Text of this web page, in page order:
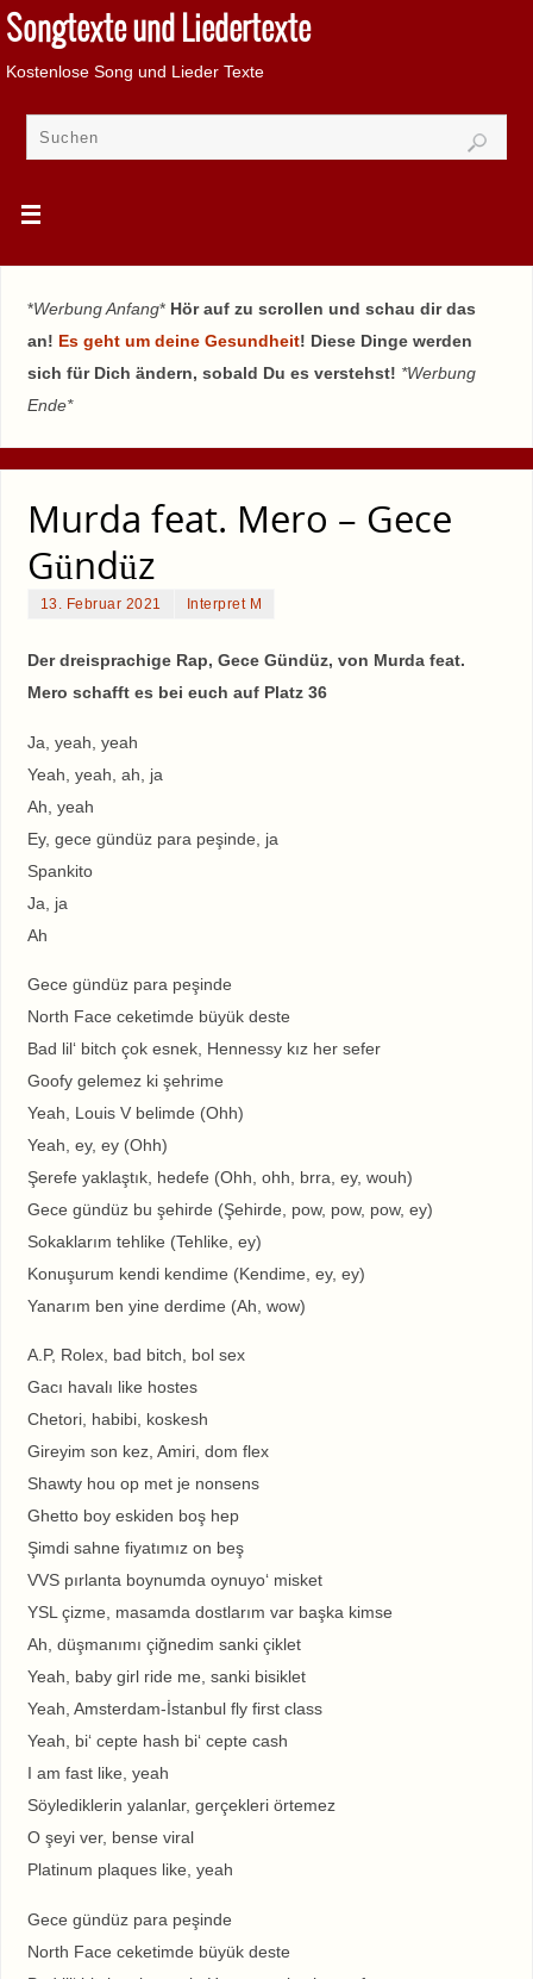
Songtexte und Liedertexte
Kostenlose Song und Lieder Texte
*Werbung Anfang* Hör auf zu scrollen und schau dir das
an! Es geht um deine Gesundheit! Diese Dinge werden
sich für Dich ändern, sobald Du es verstehst! *Werbung
Ende*
Murda feat. Mero – Gece
Gündüz
13. Februar 2021 Interpret M
Der dreisprachige Rap, Gece Gündüz, von Murda feat.
Mero schafft es bei euch auf Platz 36
Ja, yeah, yeah
Yeah, yeah, ah, ja
Ah, yeah
Ey, gece gündüz para peşinde, ja
Spankito
Ja, ja
Ah
Gece gündüz para peşinde
North Face ceketimde büyük deste
Bad lil‘ bitch çok esnek, Hennessy kız her sefer
Goofy gelemez ki şehrime
Yeah, Louis V belimde (Ohh)
Yeah, ey, ey (Ohh)
Şerefe yaklaştık, hedefе (Ohh, ohh, brra, ey, wouh)
Gece gündüz bu şеhirde (Şehirde, pow, pow, pow, ey)
Sokaklarım tehlike (Tehlike, ey)
Konuşurum kendi kendime (Kendime, ey, ey)
Yanarım ben yine derdime (Ah, wow)
A.P, Rolex, bad bitch, bol sex
Gacı havalı like hostes
Chetori, habibi, koskesh
Gireyim son kez, Amiri, dom flex
Shawty hou op met je nonsens
Ghetto boy eskiden boş hep
Şimdi sahne fiyatımız on beş
VVS pırlanta boynumda oynuyo‘ misket
YSL çizme, masamda dostlarım var başka kimse
Ah, düşmanımı çiğnedim sanki çiklet
Yeah, baby girl ride me, sanki bisiklet
Yeah, Amsterdam-İstanbul fly first class
Yeah, bi‘ cepte hash bi‘ cepte cash
I am fast like, yeah
Söylediklerin yalanlar, gerçekleri örtemez
O şeyi ver, bense viral
Platinum plaques like, yeah
Gece gündüz para peşinde
North Face ceketimde büyük deste